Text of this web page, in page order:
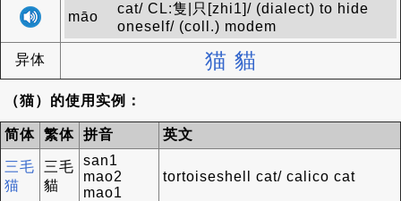
māo
cat/ CL:隻|只[zhi1]/ (dialect) to hide
oneself/ (coll.) modem
异体 猫 貓
（猫）的使用实例：
简体 繁体 拼音 英文
三毛
猫
三毛
貓
san1
mao2
mao1
tortoiseshell cat/ calico cat